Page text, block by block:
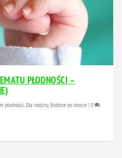
PŁODNOŚCI –
płodności ,Dla rodziny,Rodzice po stracie |0